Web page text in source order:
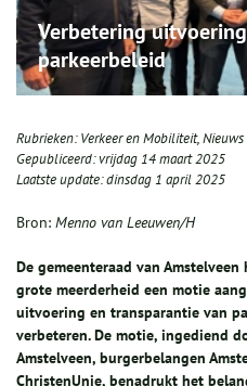
Verbetering
parkeerbeleid
Rubrieken:Verkeer en Mobiliteit,Nieuws
Gepubliceerd:vrijdag 14 maart 2025
Laatste update:dinsdag 1 april 2025
Bron: Menno van Leeuwen/H
De gemeenteraad van
grote meerderheid een motie
uitvoering en transparantie van
verbeteren. De motie, ingediend
Amstelveen, burgerbelangen
ChristenUnie, benadrukt het